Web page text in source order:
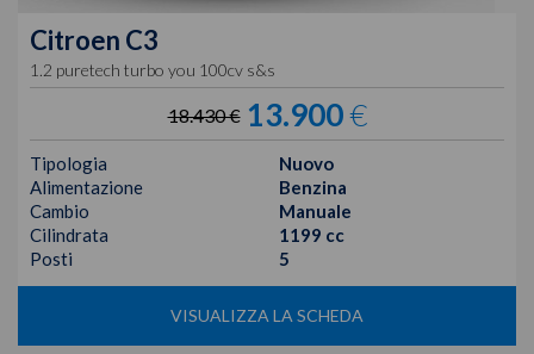
Citroen C3
1.2 puretech turbo you 100cv s&s
18.430 € 13.900€
Tipologia
Nuovo
Alimentazione
Benzina
Cambio
Manuale
Cilindrata
1199 cc
Posti
5
VISUALIZZA LA SCHEDA